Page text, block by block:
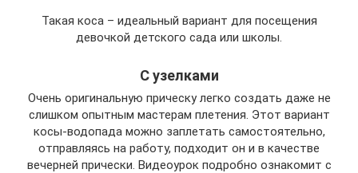
Такая коса – идеальный вариант для посещения
девочкой детского сада или школы.
С узелками
Очень оригинальную прическу легко создать даже не
слишком опытным мастерам плетения. Этот вариант
косы-водопада можно заплетать самостоятельно,
отправляясь на работу, подходит он и в качестве
вечерней прически. Видеоурок подробно ознакомит с